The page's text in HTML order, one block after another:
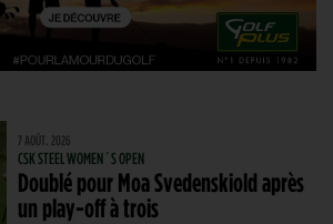
7 AOÛT. 2026
CSK STEEL WOMEN´S OPEN
Doublé pour Moa Svedenskiold après
un play-off à trois